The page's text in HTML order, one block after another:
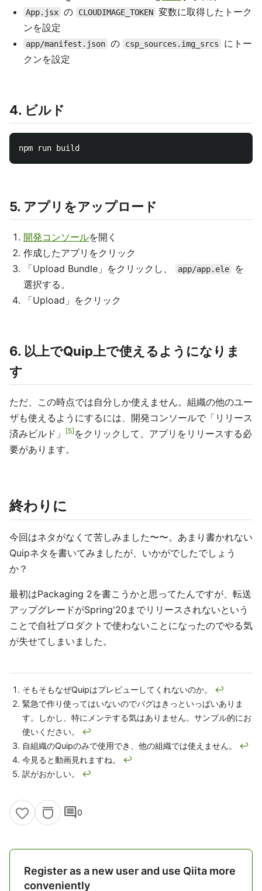
App.jsx の CLOUDIMAGE_TOKEN 変数に取得したトーク
ンを設定
app/manifest.json の csp_sources.img_srcs
にトー
クンを設定
4. ビルド
5. アプリをアップロード
開発コンソールを開く
作成したアプリをクリック
「Upload Bundle」をクリックし、
app/app.ele
を
選択する。
「Upload」をクリック
6. 以上でQuip上で使えるようになりま
す
ただ、この時点では自分しか使えません。組織の他のユー
ザも使えるようにするには、開発コンソールで「リリース
済みビルド」
5 をクリックして、アプリをリリースする必
要があります。
終わりに
今回はネタがなくて苦しみました〜〜。あまり書かれない
Quipネタを書いてみましたが、いかがでしたでしょう
か？
最初はPackaging 2を書こうかと思ってたんですが、転送
アップグレードがSpring'20までリリースされないという
ことで自社プロダクトで使わないことになったのでやる気
が失せてしまいました。
そもそもなぜQuipはプレビューしてくれないのか。 ↩
緊急で作り使ってはいないのでバグはきっといっぱいありま
す。しかし、特にメンテする気はありません。サンプル的にお
使いください。 ↩
自組織のQuipのみで使用でき、他の組織では使えません。 ↩
今見ると動画見れますね。 ↩
訳がおかしい。 ↩
comment0
Register as a new user and use Qiita more
conveniently